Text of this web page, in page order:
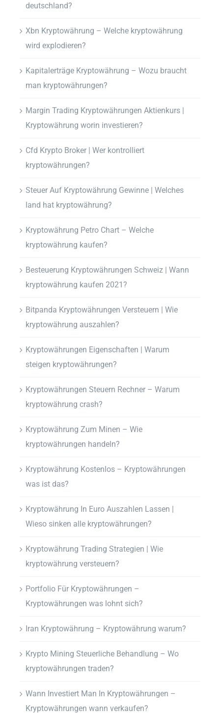
deutschland?
Xbn Kryptowährung – Welche kryptowährung
wird explodieren?
Kapitalerträge Kryptowährung – Wozu braucht
man kryptowährungen?
Margin Trading Kryptowährungen Aktienkurs |
Kryptowährung worin investieren?
Cfd Krypto Broker | Wer kontrolliert
kryptowährungen?
Steuer Auf Kryptowährung Gewinne | Welches
land hat kryptowährung?
Kryptowährung Petro Chart – Welche
kryptowährung kaufen?
Besteuerung Kryptowährungen Schweiz | Wann
kryptowährung kaufen 2021?
Bitpanda Kryptowährungen Versteuern | Wie
kryptowährung auszahlen?
Kryptowährungen Eigenschaften | Warum
steigen kryptowährungen?
Kryptowährungen Steuern Rechner – Warum
kryptowährung crash?
Kryptowährung Zum Minen – Wie
kryptowährungen handeln?
Kryptowährung Kostenlos – Kryptowährungen
was ist das?
Kryptowährung In Euro Auszahlen Lassen |
Wieso sinken alle kryptowährungen?
Kryptowährung Trading Strategien | Wie
kryptowährung versteuern?
Portfolio Für Kryptowährungen –
Kryptowährungen was lohnt sich?
Iran Kryptowährung – Kryptowährung warum?
Krypto Mining Steuerliche Behandlung – Wo
kryptowährungen traden?
Wann Investiert Man In Kryptowährungen –
Kryptowährungen wann verkaufen?